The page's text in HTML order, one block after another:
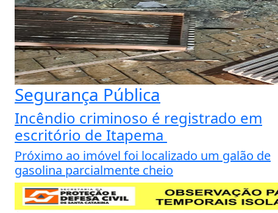
Segurança Pública
Incêndio criminoso é registrado em
escritório de Itapema
Próximo ao imóvel foi localizado um galão de
gasolina parcialmente cheio